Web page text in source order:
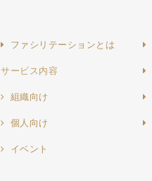
ファシリテーションとは
サービス内容
組織向け
個人向け
イベント